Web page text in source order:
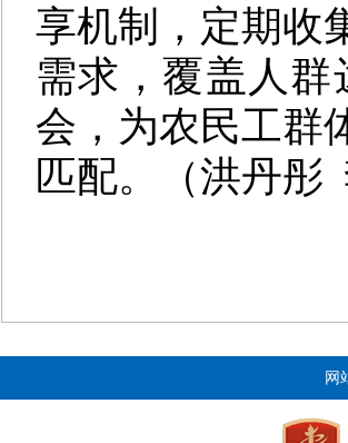
享机制，定期收
需求，覆盖人
会，为农民工群
匹配。
（洪丹彤